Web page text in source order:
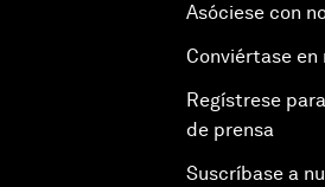
Asóciese con
Conviértase en
Regístrese
de prensa
Suscríbase a